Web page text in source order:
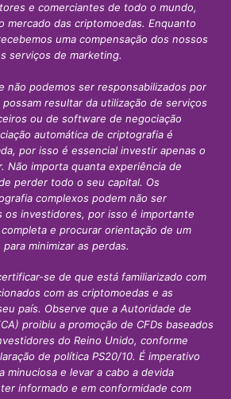
e comerciantes de todo o mundo,
mercado das criptomoedas. Enquanto
uma compensação dos nossos
serviços de marketing.
não podemos ser responsabilizados por
resultar da utilização de serviços
ou de software de negociação
automática de criptografia é
por isso é essencial investir apenas o
Não importa quanta experiência de
perder todo o seu capital. Os
complexos podem não ser
os investidores, por isso é importante
e procurar orientação de um
minimizar as perdas.
se de que está familiarizado com
com as criptomoedas e as
país. Observe que a Autoridade de
proibiu a promoção de CFDs baseados
do Reino Unido, conforme
de política PS20/10. É imperativo
minuciosa e levar a cabo a devida
informado e em conformidade com